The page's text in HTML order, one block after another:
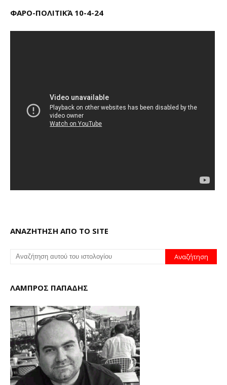
ΦΑΡΟ-ΠΟΛΙΤΙΚΆ 10-4-24
ΑΝΑΖΗΤΗΣΗ ΑΠΟ ΤΟ SITE
ΛΑΜΠΡΟΣ ΠΑΠΑΔΗΣ